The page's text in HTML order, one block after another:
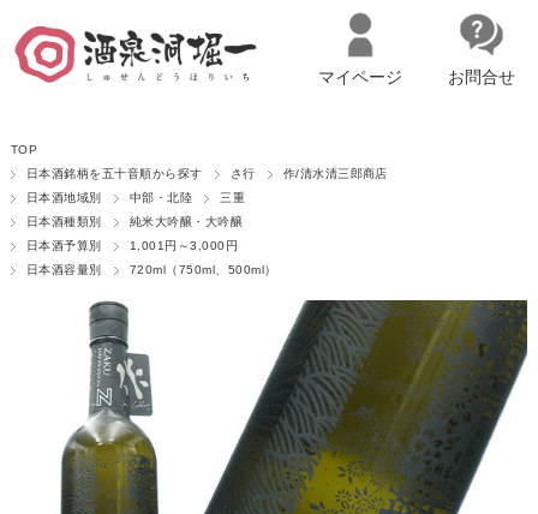
マイページへログイン カートをみる
マイページ お問合せ
TOP
日本酒銘柄を五十音順から探す
さ行
作/清水清三郎商店
日本酒地域別
中部・北陸
三重
日本酒種類別
純米大吟醸・大吟醸
日本酒予算別
1,001円～3,000円
日本酒容量別
720ml（750ml、500ml）